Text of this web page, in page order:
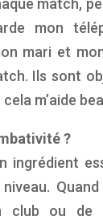
match,
mon
mari et
Ils sont
m’aide
?
ingrédient
club ou de